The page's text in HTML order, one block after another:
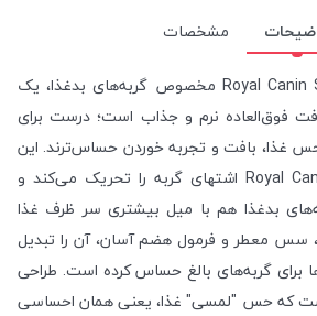
مشخصات
پوچ گربه Royal Canin Sensory Feel مخصوص گربه‌های بدغذا، یک
فوق‌العاده نرم و جذاب است؛ درست برای
غذا، بافت و تجربه خوردن حساس‌ترند. این
پوچ با طراحی ویژه‌ی Royal Canin اشتهای گربه را تحریک می‌کند و
بدغذا هم با میل بیشتری سر ظرف غذا
سس معطر و فرمول هضم‌ آسان، آن را تبدیل
برای گربه‌های بالغ حساس کرده است. طراحی
که حس "لمسی" غذا، یعنی همان احساسی